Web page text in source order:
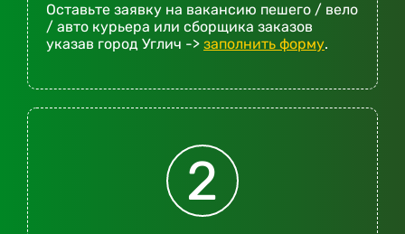
Оставьте заявку на вакансию пешего / вело
/ авто курьера или сборщика заказов
указав город Углич -> заполнить форму.
2